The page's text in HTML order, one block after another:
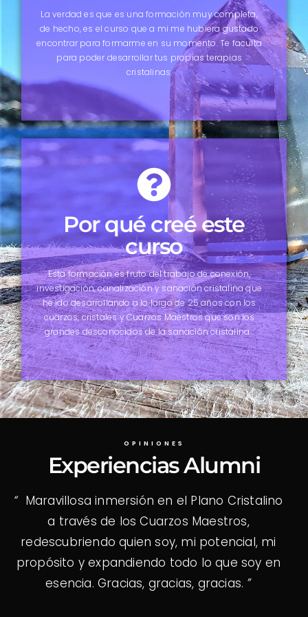
La verdad es que es una formación muy completa,
de hecho, es el curso que a mi me hubiera gustado
encontrar para formarme en su momento. Te faculta
para poder desarrollar tus propias terapias
cristalinas.
Por qué creé este
curso
Esta formación es fruto del trabajo de conexión,
investigación, canalización y sanación cristalina que
he ido desarrollando a lo largo de 25 años con los
cuarzos, cristales y Cuarzos Maestros que son los
grandes desconocidos de la sanación cristalina…
OPINIONES
Experiencias Alumni
“ Maravillosa inmersión en el Plano Cristalino
a través de los Cuarzos Maestros,
redescubriendo quien soy, mi potencial, mi
propósito y expandiendo todo lo que soy en
esencia. Gracias, gracias, gracias. ”